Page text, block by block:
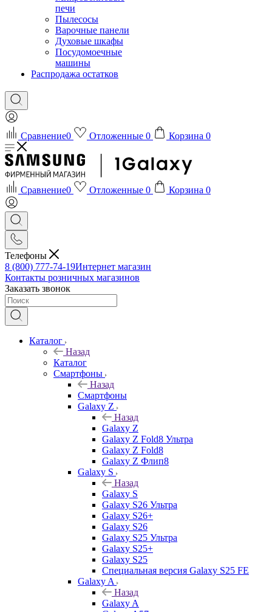
печи
Пылесосы
Варочные панели
Духовые шкафы
Посудомоечные
машины
Распродажа остатков
Сравнение0 Отложенные 0 Корзина 0
Сравнение0 Отложенные 0 Корзина 0
Телефоны
8 (800) 777-74-19Интернет магазин
Контакты розничных магазинов
Заказать звонок
Каталог
Назад
Каталог
Смартфоны
Назад
Смартфоны
Galaxy Z
Назад
Galaxy Z
Galaxy Z Fold8 Ультра
Galaxy Z Fold8
Galaxy Z Флип8
Galaxy S
Назад
Galaxy S
Galaxy S26 Ультра
Galaxy S26+
Galaxy S26
Galaxy S25 Ультра
Galaxy S25+
Galaxy S25
Специальная версия Galaxy S25 FE
Galaxy A
Назад
Galaxy A